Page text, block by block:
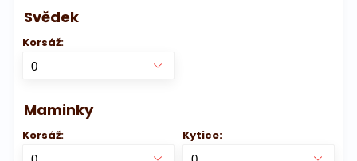
Svědek
Korsáž:
Maminky
Korsáž: Kytice: